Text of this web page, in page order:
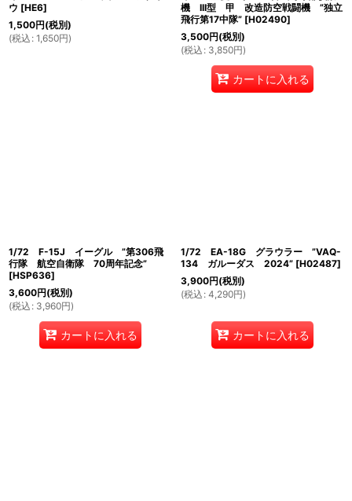
ウ [HE6]
1,500円(税別)
(税込 : 1,650円)
機 III型 甲 改造防空戦闘機 ”独立
飛行第17中隊” [H02490]
3,500円(税別)
(税込 : 3,850円)
カートに入れる
1/72 F-15J イーグル ”第306飛
行隊 航空自衛隊 70周年記念”
[HSP636]
3,600円(税別)
(税込 : 3,960円)
カートに入れる
1/72 EA-18G グラウラー ”VAQ-
134 ガルーダス 2024” [H02487]
3,900円(税別)
(税込 : 4,290円)
カートに入れる